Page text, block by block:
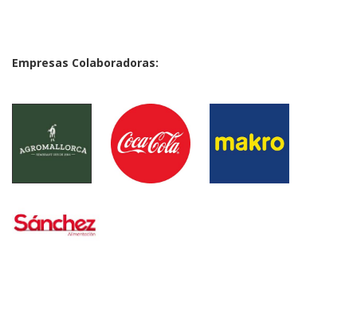
Empresas Colaboradoras: